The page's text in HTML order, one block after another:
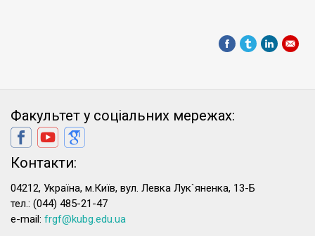
Факультет у соціальних мережах:
Контакти:
04212, Україна, м.Київ, вул. Левка Лук`яненка, 13-Б
тел.: (044) 485-21-47
e-mail: frgf@kubg.edu.ua